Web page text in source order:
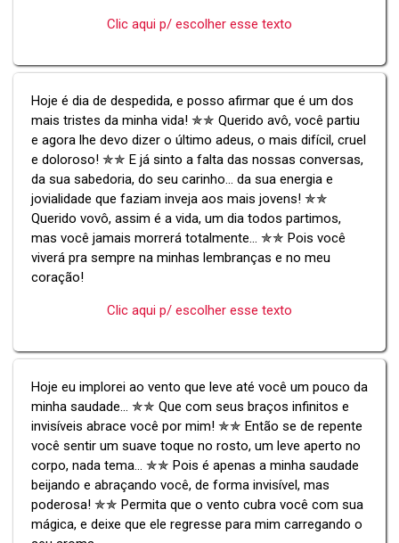
Clic aqui p/ escolher esse texto
Hoje é dia de despedida, e posso afirmar que é um dos
mais tristes da minha vida! ✯✯ Querido avô, você partiu
e agora lhe devo dizer o último adeus, o mais difícil, cruel
e doloroso! ✯✯ E já sinto a falta das nossas conversas,
da sua sabedoria, do seu carinho... da sua energia e
jovialidade que faziam inveja aos mais jovens! ✯✯
Querido vovô, assim é a vida, um dia todos partimos,
mas você jamais morrerá totalmente... ✯✯ Pois você
viverá pra sempre na minhas lembranças e no meu
coração!
Clic aqui p/ escolher esse texto
Hoje eu implorei ao vento que leve até você um pouco da
minha saudade... ✯✯ Que com seus braços infinitos e
invisíveis abrace você por mim! ✯✯ Então se de repente
você sentir um suave toque no rosto, um leve aperto no
corpo, nada tema... ✯✯ Pois é apenas a minha saudade
beijando e abraçando você, de forma invisível, mas
poderosa! ✯✯ Permita que o vento cubra você com sua
mágica, e deixe que ele regresse para mim carregando o